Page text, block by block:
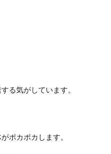
る気がしています。
ポカポカします。